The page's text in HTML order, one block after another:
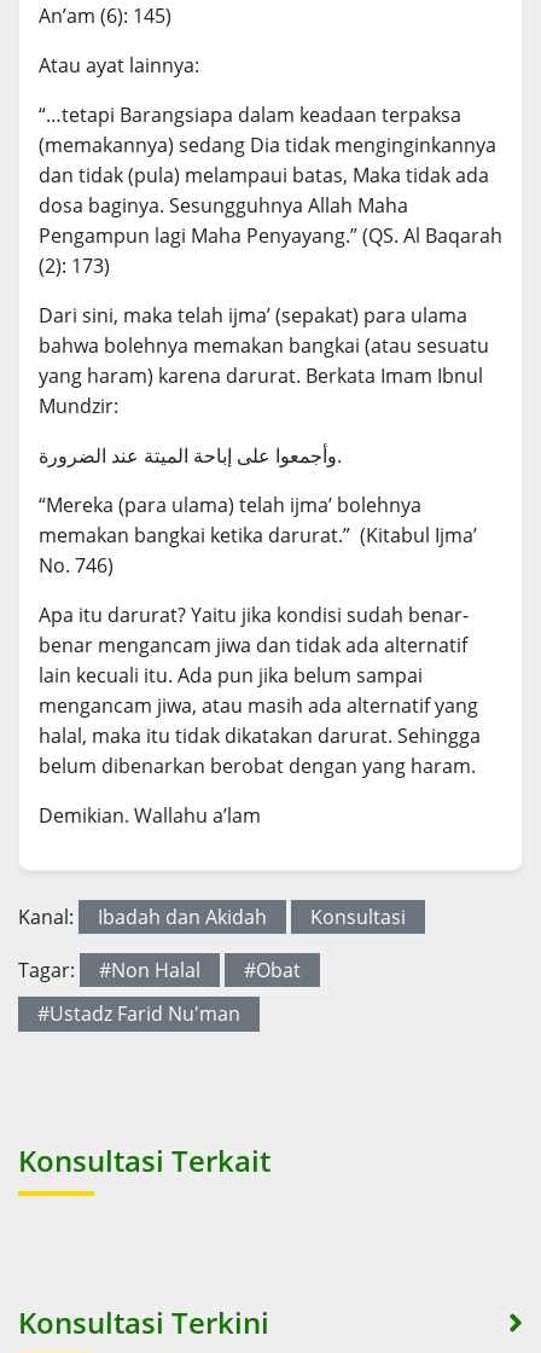
An’am (6): 145)
Atau ayat lainnya:
“…tetapi Barangsiapa dalam keadaan terpaksa
(memakannya) sedang Dia tidak menginginkannya
dan tidak (pula) melampaui batas, Maka tidak ada
dosa baginya. Sesungguhnya Allah Maha
Pengampun lagi Maha Penyayang.” (QS. Al Baqarah
(2): 173)
Dari sini, maka telah ijma’ (sepakat) para ulama
bahwa bolehnya memakan bangkai (atau sesuatu
yang haram) karena darurat. Berkata Imam Ibnul
Mundzir:
وأجمعوا على إباحة الميتة عند الضرورة.
“Mereka (para ulama) telah ijma’ bolehnya
memakan bangkai ketika darurat.” (Kitabul Ijma’
No. 746)
Apa itu darurat? Yaitu jika kondisi sudah benar-
benar mengancam jiwa dan tidak ada alternatif
lain kecuali itu. Ada pun jika belum sampai
mengancam jiwa, atau masih ada alternatif yang
halal, maka itu tidak dikatakan darurat. Sehingga
belum dibenarkan berobat dengan yang haram.
Demikian. Wallahu a’lam
Kanal: Ibadah dan Akidah Konsultasi
Tagar: #Non Halal
#Obat
#Ustadz Farid Nu'man
Konsultasi Terkait
Konsultasi Terkini